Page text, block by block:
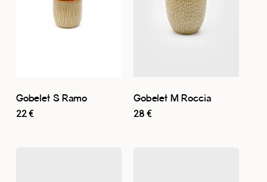
Gobelet S Ramo
22€
Gobelet M Roccia
28 €